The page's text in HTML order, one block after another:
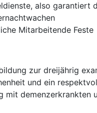
also garantiert
Mitarbeitende Feste
zur dreijährig
und ein
mit demenzerkrankten